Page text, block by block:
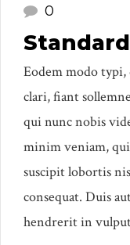
0
Eodem modo
clari, fiant
qui nunc nobis
minim veniam,
suscipit lobortis
consequat. Duis
hendrerit in